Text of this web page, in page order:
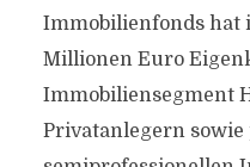
Immobilienfonds hat
Millionen Euro
Immobiliensegment
Privatanlegern